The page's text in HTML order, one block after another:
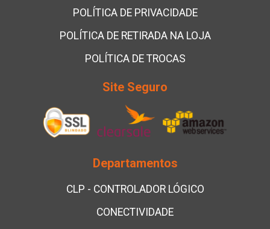
POLÍTICA DE PRIVACIDADE
POLÍTICA DE RETIRADA NA LOJA
POLÍTICA DE TROCAS
Site Seguro
Departamentos
CLP - CONTROLADOR LÓGICO
CONECTIVIDADE